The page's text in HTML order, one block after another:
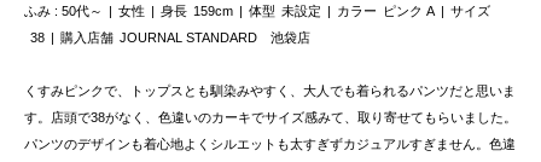
ふみ 50代～ 女性 身長 159cm 体型 未設定 カラー ピンク A
サイズ
38
購入店舗 JOURNAL STANDARD 池袋店
くすみピンクで、トップスとも馴染みやすく、大人でも着られるパンツだと思いま
す。店頭で38がなく、色違いのカーキでサイズ感みて、取り寄せてもらいました。
パンツのデザインも着心地よくシルエットも太すぎずカジュアルすぎません。色違